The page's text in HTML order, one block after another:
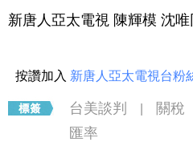
新唐人亞太電視 陳輝模 沈
按讚加入 新唐人亞太電視台粉
台美談判 關稅
匯率